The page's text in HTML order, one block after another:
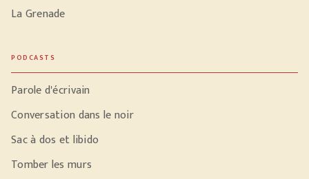
La Grenade
PODCASTS
Parole d'écrivain
Conversation dans le noir
Sac à dos et libido
Tomber les murs